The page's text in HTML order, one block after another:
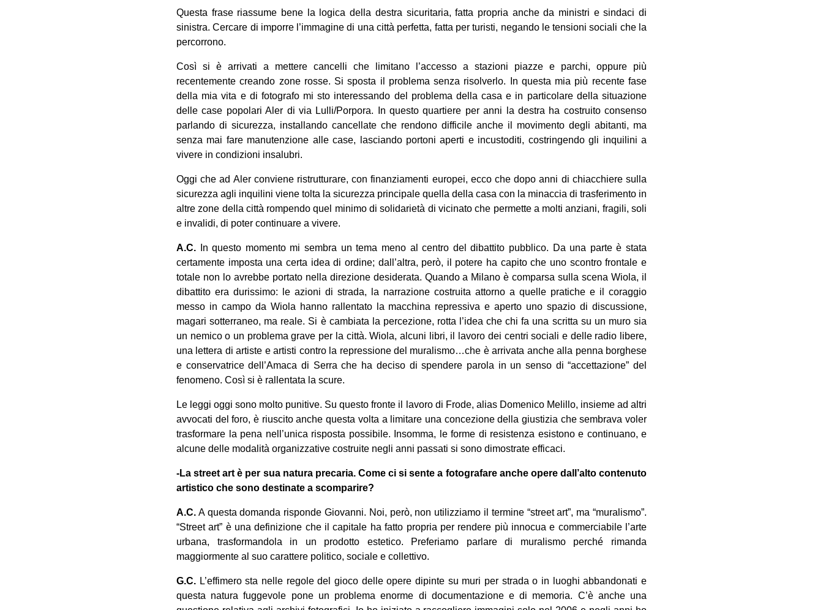
Questa frase riassume bene la logica della destra sicuritaria, fatta propria anche da ministri e sindaci di
sinistra. Cercare di imporre l’immagine di una città perfetta, fatta per turisti, negando le tensioni sociali che la
percorrono.
Così si è arrivati a mettere cancelli che limitano l’accesso a stazioni piazze e parchi, oppure più
recentemente creando zone rosse. Si sposta il problema senza risolverlo. In questa mia più recente fase
della mia vita e di fotografo mi sto interessando del problema della casa e in particolare della situazione
delle case popolari Aler di via Lulli/Porpora. In questo quartiere per anni la destra ha costruito consenso
parlando di sicurezza, installando cancellate che rendono difficile anche il movimento degli abitanti, ma
senza mai fare manutenzione alle case, lasciando portoni aperti e incustoditi, costringendo gli inquilini a
vivere in condizioni insalubri.
Oggi che ad Aler conviene ristrutturare, con finanziamenti europei, ecco che dopo anni di chiacchiere sulla
sicurezza agli inquilini viene tolta la sicurezza principale quella della casa con la minaccia di trasferimento in
altre zone della città rompendo quel minimo di solidarietà di vicinato che permette a molti anziani, fragili, soli
e invalidi, di poter continuare a vivere.
A.C.
In questo momento mi sembra un tema meno al centro del dibattito pubblico. Da una parte è stata
certamente imposta una certa idea di ordine; dall’altra, però, il potere ha capito che uno scontro frontale e
totale non lo avrebbe portato nella direzione desiderata. Quando a Milano è comparsa sulla scena Wiola, il
dibattito era durissimo: le azioni di strada, la narrazione costruita attorno a quelle pratiche e il coraggio
messo in campo da Wiola hanno rallentato la macchina repressiva e aperto uno spazio di discussione,
magari sotterraneo, ma reale. Si è cambiata la percezione, rotta l’idea che chi fa una scritta su un muro sia
un nemico o un problema grave per la città. Wiola, alcuni libri, il lavoro dei centri sociali e delle radio libere,
una lettera di artiste e artisti contro la repressione del muralismo…che è arrivata anche alla penna borghese
e conservatrice dell’Amaca di Serra che ha deciso di spendere parola in un senso di “accettazione” del
fenomeno. Così si è rallentata la scure.
Le leggi oggi sono molto punitive. Su questo fronte il lavoro di Frode, alias Domenico Melillo, insieme ad altri
avvocati del foro, è riuscito anche questa volta a limitare una concezione della giustizia che sembrava voler
trasformare la pena nell’unica risposta possibile. Insomma, le forme di resistenza esistono e continuano, e
alcune delle modalità organizzative costruite negli anni passati si sono dimostrate efficaci.
-La street art è per sua natura precaria. Come ci si sente a fotografare anche operedall’alto contenuto
artistico che sono destinate a scomparire?
A.C. A questa domanda risponde Giovanni. Noi, però, non utilizziamo il termine “street art”, ma “muralismo”.
“Street art” è una definizione che il capitale ha fatto propria per rendere più innocua e commerciabile l’arte
urbana, trasformandola in un prodotto estetico. Preferiamo parlare di muralismo perché rimanda
maggiormente al suo carattere politico, sociale e collettivo.
G.C. L’effimero sta nelle regole del gioco delle opere dipinte su muri per strada o in luoghi abbandonati e
questa natura fuggevole pone un problema enorme di documentazione e di memoria. C’è anche una